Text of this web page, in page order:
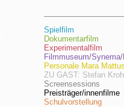
Spielfilm
Dokumentarfilm
Experimentalfilm
Filmmuseum/
Personale Mara
ZU GAST: Stefan
Screensessions
Preisträger/innenfilme
Schulvorstellung